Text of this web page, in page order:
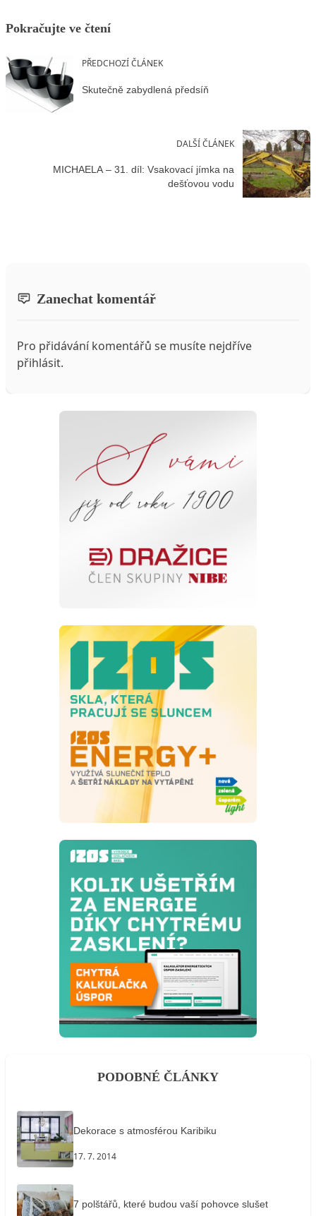
Pokračujte ve čtení
PŘEDCHOZÍ ČLÁNEK
Skutečně zabydlená předsíň
DALŠÍ ČLÁNEK
MICHAELA – 31. díl: Vsakovací jímka na
dešťovou vodu
Zanechat komentář
Pro přidávání komentářů se musíte nejdříve
přihlásit.
PODOBNÉ ČLÁNKY
Dekorace s atmosférou Karibiku
17. 7. 2014
7 polštářů, které budou vaší pohovce slušet